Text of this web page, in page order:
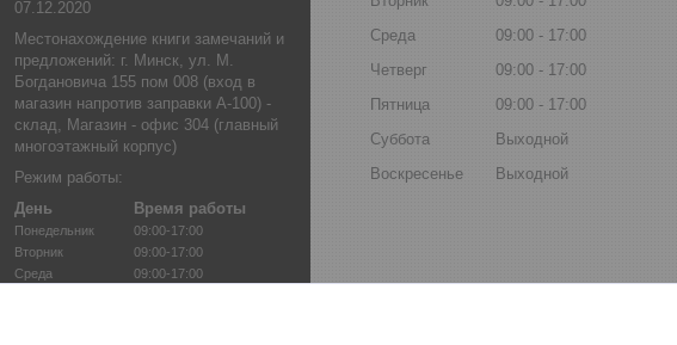
07.12.2020
Местонахождение книги замечаний и
предложений: г. Минск, ул. М.
Богдановича 155 пом 008 (вход в
магазин напротив заправки А-100) -
склад, Магазин - офис 304 (главный
многоэтажный корпус)
Режим работы:
День
Время работы
Понедельник
09:00-17:00
Вторник
09:00-17:00
Среда
09:00-17:00
Среда
09:00
17:00
Четверг
09:00
17:00
Пятница
09:00
17:00
Суббота
Выходной
Воскресенье
Выходной